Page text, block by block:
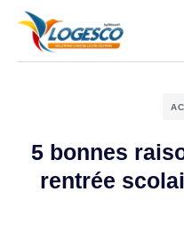
5 bonnes
rentrée